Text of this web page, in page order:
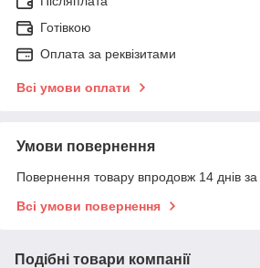
Готівкою
Оплата за реквізитами
Всі умови оплати
Умови повернення
Повернення товару впродовж 14 днів
Всі умови повернення
Подібні товари компанії